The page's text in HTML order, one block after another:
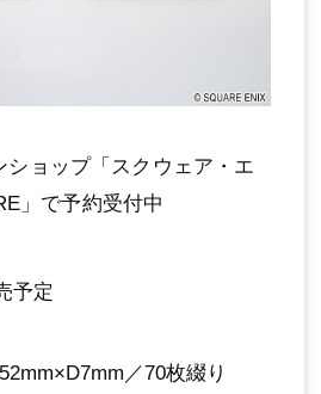
ョップ「スクウェア・エ
」で予約受付中
予定
／70枚綴り